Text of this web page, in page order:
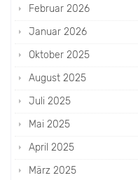
Februar 2026
Januar 2026
Oktober 2025
August 2025
Juli 2025
Mai 2025
April 2025
März 2025